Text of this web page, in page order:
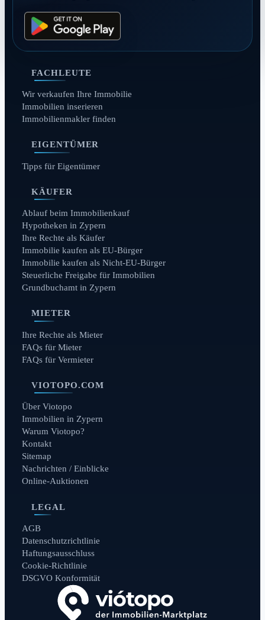
FACHLEUTE
Wir verkaufen Ihre Immobilie
Immobilien inserieren
Immobilienmakler finden
EIGENTÜMER
Tipps für Eigentümer
KÄUFER
Ablauf beim Immobilienkauf
Hypotheken in Zypern
Ihre Rechte als Käufer
Immobilie kaufen als EU-Bürger
Immobilie kaufen als Nicht-EU-Bürger
Steuerliche Freigabe für Immobilien
Grundbuchamt in Zypern
MIETER
Ihre Rechte als Mieter
FAQs für Mieter
FAQs für Vermieter
VIOTOPO.COM
Über Viotopo
Immobilien in Zypern
Warum Viotopo?
Kontakt
Sitemap
Nachrichten / Einblicke
Online-Auktionen
LEGAL
AGB
Datenschutzrichtlinie
Haftungsausschluss
Cookie-Richtlinie
DSGVO Konformität